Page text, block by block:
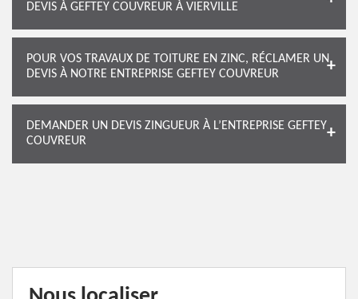
DEVIS À GEFTEY COUVREUR À VIERVILLE
POUR VOS TRAVAUX DE TOITURE EN ZINC, RÉCLAMER UN
DEVIS À NOTRE ENTREPRISE GEFTEY COUVREUR
DEMANDER UN DEVIS ZINGUEUR À L’ENTREPRISE GEFTEY
COUVREUR